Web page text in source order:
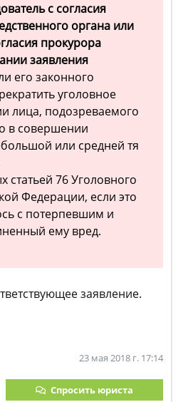
с согласия
органа или
прокурора
заявления
его законного
уголовное
лица, подозреваемого
в совершении
или средней тя
статьей 76 Уголовного
Федерации, если это
с потерпевшим и
ему вред.
заявление.
23 мая 2018 г. 17:14
Спросить юриста